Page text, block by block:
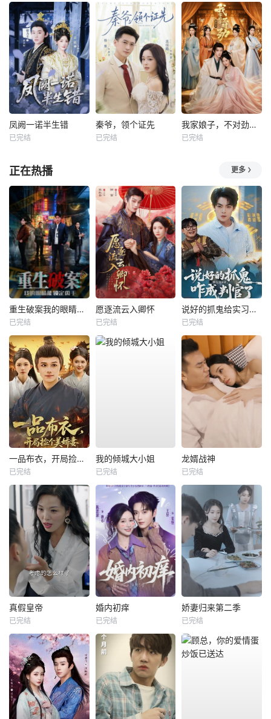
凤阙一诺半生错
已完结
秦爷，领个证先
已完结
我家娘子，不对劲第四季
已完结
正在热播 更多
重生破案我的眼睛能锁定凶手
已完结
愿逐流云入卿怀
已完结
说好的抓鬼给实习证明，咋成判官了
已完结
一品布衣，开局捡个美娇妻
已完结
我的倾城大小姐
已完结
龙婿战神
已完结
真假皇帝
已完结
婚内初痒
已完结
娇妻归来第二季
已完结